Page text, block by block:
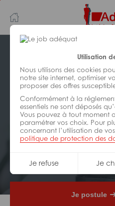
Utilisation
Nous utilisons des cookies
notre site internet, optimiser
proposer des offres
Conformément à la
essentiels ne sont déposés
Vous pouvez à tout moment
paramétrer vos choix. Pour
concernant l’utilisation de
politique de protection des
Je refuse Je
au
contenu
principal
navigation
INDUSTRIE/
TRANSFORMATION
Réf : ZA2-322787
Opérateur de
H/F
Je postule